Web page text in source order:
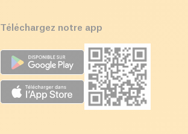
Téléchargez notre app